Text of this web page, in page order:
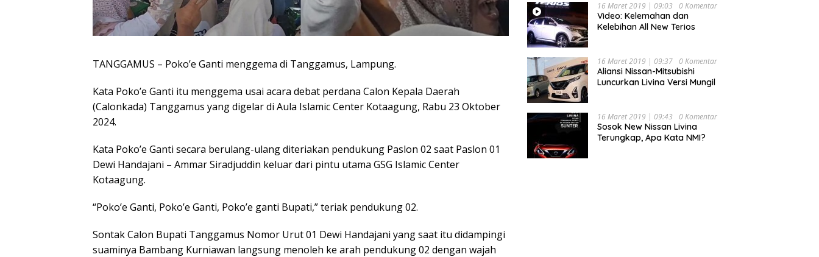
TANGGAMUS – Poko’e Ganti menggema di Tanggamus, Lampung.
Kata Poko’e Ganti itu menggema usai acara debat perdana Calon Kepala Daerah
(Calonkada) Tanggamus yang digelar di Aula Islamic Center Kotaagung, Rabu 23 Oktober
2024.
Kata Poko’e Ganti secara berulang-ulang diteriakan pendukung Paslon 02 saat Paslon 01
Dewi Handajani – Ammar Siradjuddin keluar dari pintu utama GSG Islamic Center
Kotaagung.
“Poko’e Ganti, Poko’e Ganti, Poko’e ganti Bupati,” teriak pendukung 02.
Sontak Calon Bupati Tanggamus Nomor Urut 01 Dewi Handajani yang saat itu didampingi
suaminya Bambang Kurniawan langsung menoleh ke arah pendukung 02 dengan wajah
16 Maret 2019 | 09:03 0 Komentar
Video: Kelemahan dan
Kelebihan All New Terios
16 Maret 2019 | 09:37 0 Komentar
Aliansi Nissan-Mitsubishi
Luncurkan Livina Versi Mungil
16 Maret 2019 | 09:43 0 Komentar
Sosok New Nissan Livina
Terungkap, Apa Kata NMI?